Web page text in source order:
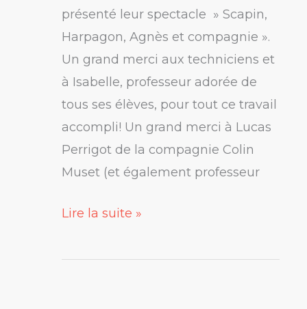
présenté leur spectacle » Scapin,
Harpagon, Agnès et compagnie ».
Un grand merci aux techniciens et
à Isabelle, professeur adorée de
tous ses élèves, pour tout ce travail
accompli! Un grand merci à Lucas
Perrigot de la compagnie Colin
Muset (et également professeur
compagnie »
Lire la suite »